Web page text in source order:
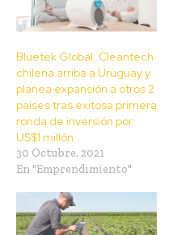
Bluetek Global: Cleantech
chilena arriba a Uruguay y
planea expansión a otros 2
países tras exitosa primera
ronda de inversión por
US$1 millón
30 Octubre, 2021
En "Emprendimiento"